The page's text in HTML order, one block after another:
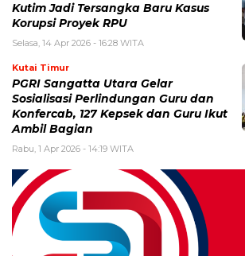
Kutim Jadi Tersangka Baru Kasus
Korupsi Proyek RPU
Selasa, 14 Apr 2026 - 16:28 WITA
Kutai Timur
PGRI Sangatta Utara Gelar
Sosialisasi Perlindungan Guru dan
Konfercab, 127 Kepsek dan Guru Ikut
Ambil Bagian
Rabu, 1 Apr 2026 - 14:19 WITA